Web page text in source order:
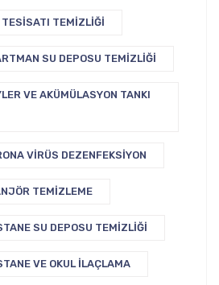
TEMIZLIĞI
SU DEPOSU TEMIZLIĞI
VE AKÜMÜLASYON TANKI
VIRÜS DEZENFEKSIYON
TEMIZLEME
SU DEPOSU TEMIZLIĞI
VE OKUL İLAÇLAMA